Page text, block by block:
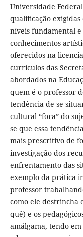
Universidade
qualificação
níveis fundamental
conhecimentos
oferecidos na
currículos das
abordados na
quem é o professor
tendência de se
cultural “fora” do
se que essa
mais prescritivo de
investigação dos
enfrentamento das
exemplo da prática
professor
como ele destrincha
quê) e os
amálgama, tendo